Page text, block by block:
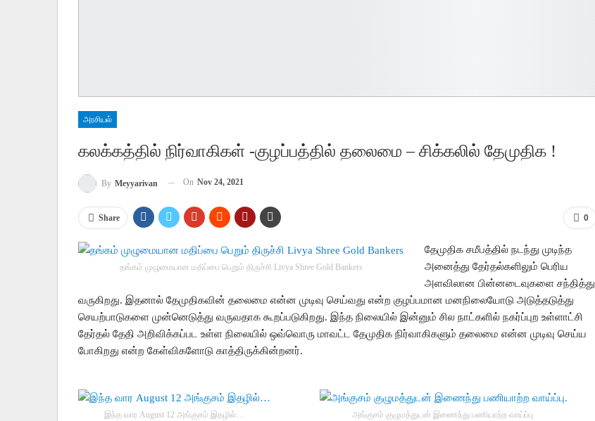
அரசியல்
கலக்கத்தில் நிர்வாகிகள் -குழப்பத்தில் தலைமை – சிக்கலில் தேமுதிக !
By Meyyarivan On Nov 24, 2021
0
Share
தங்கம் முழுமையான மதிப்பை பெறும் திருச்சி Livya Shree Gold Bankers
தேமுதிக சமீபத்தில் நடந்து முடிந்த
அனைத்து தேர்தல்களிலும் பெரிய
அளவிலான பின்னடைவுகளை சந்தித்து
வருகிறது. இதனால் தேமுதிகவின் தலைமை என்ன முடிவு செய்வது என்ற குழப்பமான மனநிலையோடு அடுத்தடுத்து
செயற்பாடுகளை முன்னெடுத்து வருவதாக கூறப்படுகிறது. இந்த நிலையில் இன்னும் சில நாட்களில் நகர்ப்புற உள்ளாட்சி
தேர்தல் தேதி அறிவிக்கப்பட உள்ள நிலையில் ஒவ்வொரு மாவட்ட தேமுதிக நிர்வாகிகளும் தலைமை என்ன முடிவு செய்ய
போகிறது என்ற கேள்விகளோடு காத்திருக்கின்றனர்.
இந்த வார August 12 அங்குசம் இதழில்… அங்குசம் குழுமத்துடன் இணைந்து பணியாற்ற வாய்ப்பு.